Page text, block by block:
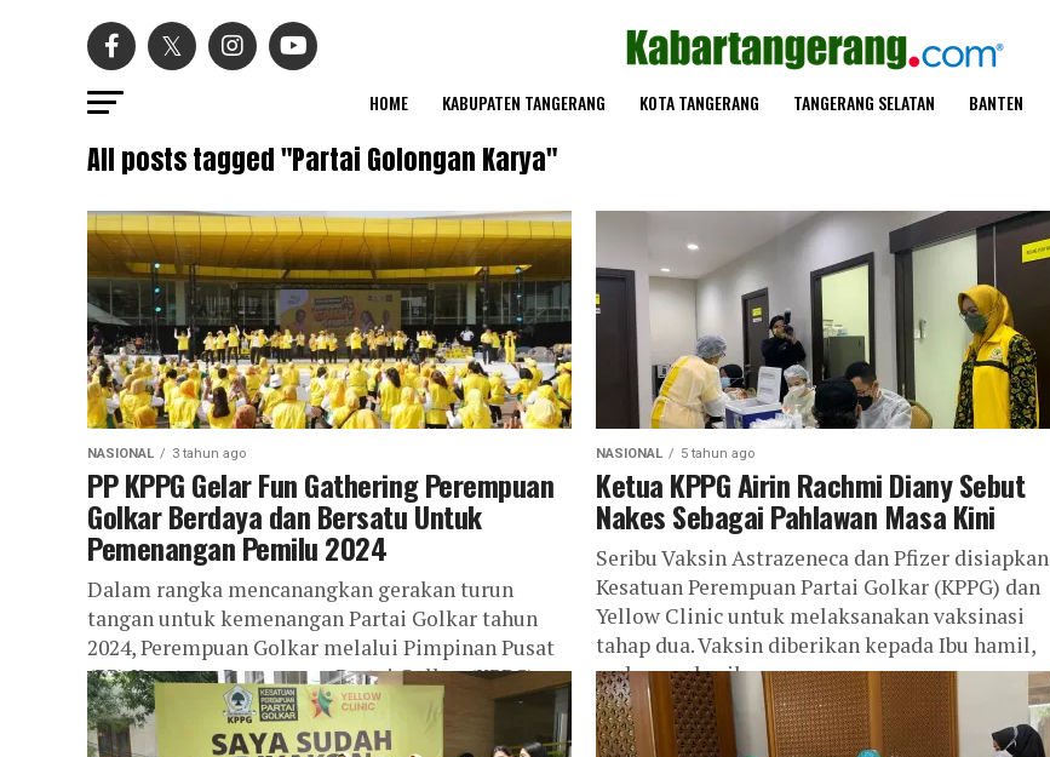
HOME KABUPATEN TANGERANG KOTA TANGERANG TANGERANG SELATAN BANTEN
All posts tagged "Partai Golongan Karya"
NASIONAL 3 tahun ago
PP KPPG Gelar Fun Gathering Perempuan
Golkar Berdaya dan Bersatu Untuk
Pemenangan Pemilu 2024
Dalam rangka mencanangkan gerakan turun
tangan untuk kemenangan Partai Golkar tahun
2024, Perempuan Golkar melalui Pimpinan Pusat
(PP) Kesatuan Perempuan Partai Golkar (KPPG)
menggelar Fun Gathering...
NASIONAL 5 tahun ago
Ketua KPPG Airin Rachmi Diany Sebut
Nakes Sebagai Pahlawan Masa Kini
Seribu Vaksin Astrazeneca dan Pfizer disiapkan
Kesatuan Perempuan Partai Golkar (KPPG) dan
Yellow Clinic untuk melaksanakan vaksinasi
tahap dua. Vaksin diberikan kepada Ibu hamil,
pedagang kecil,...